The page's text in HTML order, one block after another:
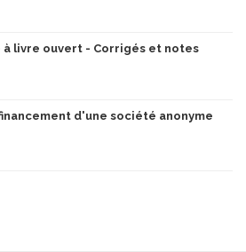
livre ouvert - Corrigés et notes
d'une société anonyme